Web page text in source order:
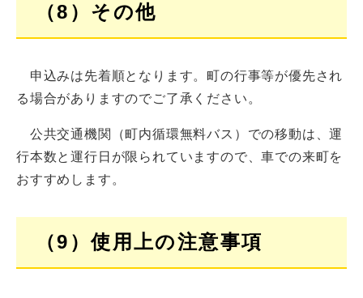
（8）その他
申込みは先着順となります。町の行事等が優先され
る場合がありますのでご了承ください。
公共交通機関（町内循環無料バス）での移動は、運
行本数と運行日が限られていますので、車での来町を
おすすめします。
（9）使用上の注意事項